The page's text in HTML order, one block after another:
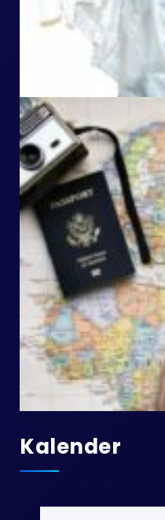
Kalender